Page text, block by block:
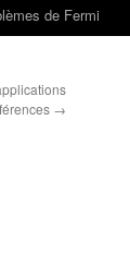
de Fermi
→